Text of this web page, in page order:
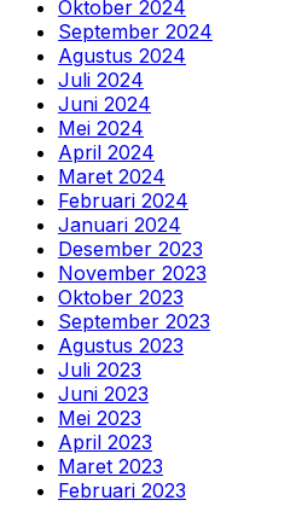
Oktober 2024
September 2024
Agustus 2024
Juli 2024
Juni 2024
Mei 2024
April 2024
Maret 2024
Februari 2024
Januari 2024
Desember 2023
November 2023
Oktober 2023
September 2023
Agustus 2023
Juli 2023
Juni 2023
Mei 2023
April 2023
Maret 2023
Februari 2023